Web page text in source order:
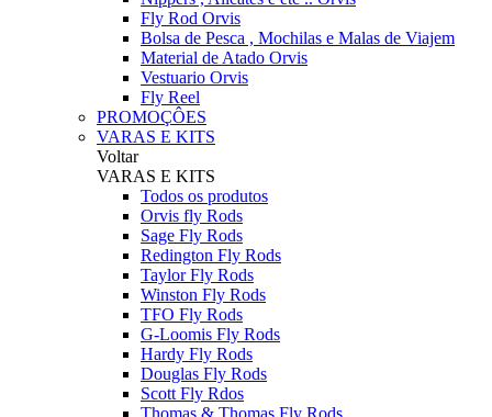
Fly Rod Orvis
Bolsa de Pesca , Mochilas e Malas de Viajem
Material de Atado Orvis
Vestuario Orvis
Fly Reel
PROMOÇÔES
VARAS E KITS
Voltar
VARAS E KITS
Todos os produtos
Orvis fly Rods
Sage Fly Rods
Redington Fly Rods
Taylor Fly Rods
Winston Fly Rods
TFO Fly Rods
G-Loomis Fly Rods
Hardy Fly Rods
Douglas Fly Rods
Scott Fly Rdos
Thomas & Thomas Fly Rods